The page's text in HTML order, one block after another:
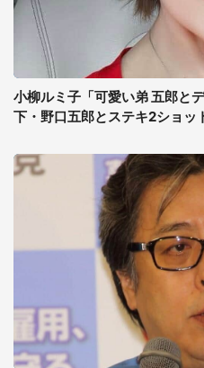
小柳ルミ子「可愛い弟 五郎と
下・野口五郎とステキ2ショッ